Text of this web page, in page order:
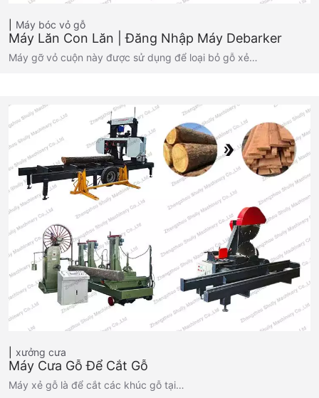
Máy bóc vỏ gỗ
Máy Lăn Con Lăn | Đăng Nhập Máy Debarker
Máy gỡ vỏ cuộn này được sử dụng để loại bỏ gỗ xẻ…
xưởng cưa
Máy Cưa Gỗ Để Cắt Gỗ
Máy xẻ gỗ là để cắt các khúc gỗ tại…